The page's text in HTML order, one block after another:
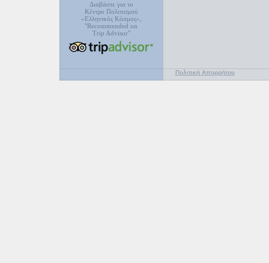
Διαβάστε για το
Κέντρο Πολιτισμού
«Ελληνικός Κόσμος»,
"Recommended on
Trip Advisor"
Πολιτική Απορρήτου